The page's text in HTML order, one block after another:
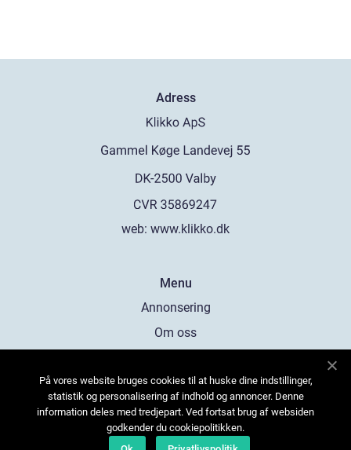
Adress
web: www.klikko.dk
Menu
Annonsering
Om oss
Kontakta oss
Sitemap
På vores website bruges cookies til at huske dine indstillinger,
statistik og personalisering af indhold og annoncer. Denne
information deles med tredjepart. Ved fortsat brug af websiden
godkender du cookiepolitikken.